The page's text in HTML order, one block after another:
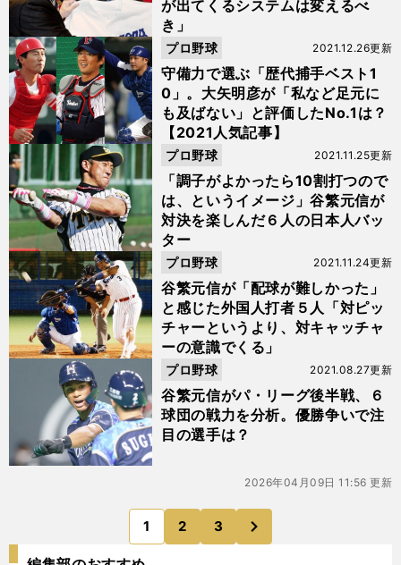
が出てくるシステムは変えるべ
き」
守備力で選ぶ「歴代捕手ベスト1
0」。大矢明彦が「私など足元に
も及ばない」と評価したNo.1は？
【2021人気記事】
2021.12.26更新
プロ野球
「調子がよかったら10割打つので
は、というイメージ」谷繁元信が
対決を楽しんだ６人の日本人バッ
ター
2021.11.25更新
プロ野球
谷繁元信が「配球が難しかった」
と感じた外国人打者５人「対ピッ
チャーというより、対キャッチャ
ーの意識でくる」
2021.11.24更新
プロ野球
谷繁元信がパ・リーグ後半戦、６
球団の戦力を分析。優勝争いで注
目の選手は？
2021.08.27更新
プロ野球
2026年04月09日 11:56 更新
1 2 3